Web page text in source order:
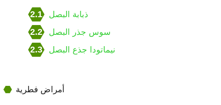
2.1 ذبابة البصل
2.2 سوس جذر البصل
2.3 نيماتودا جذع البصل
أمراض فطرية